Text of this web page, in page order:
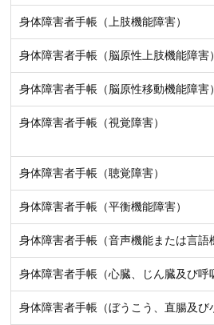
身体障害者手帳（上肢機能障害）
身体障害者手帳（脳原性上肢機能障害）
身体障害者手帳（脳原性移動機能障害）
身体障害者手帳（視覚障害）
身体障害者手帳（聴覚障害）
身体障害者手帳（平衡機能障害）
身体障害者手帳（音声機能または言語
身体障害者手帳（心臓、じん臓及び呼
身体障害者手帳（ぼうこう、直腸及び